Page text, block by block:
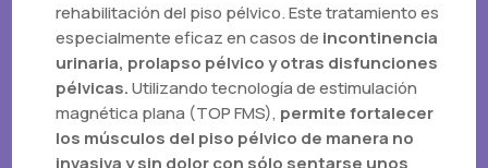
rehabilitación del piso pélvico. Este tratamiento es
especialmente eficaz en casos de incontinencia
urinaria, prolapso pélvico y otras disfunciones
pélvicas.Utilizando tecnología de estimulación
magnética plana (TOP FMS), permite fortalecer
los músculos del piso pélvico de manera no
invasiva y sin dolor con sólo sentarse unos